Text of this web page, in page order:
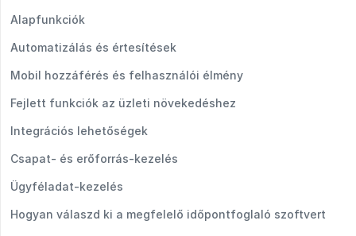
Alapfunkciók
Automatizálás és értesítések
Mobil hozzáférés és felhasználói élmény
Fejlett funkciók az üzleti növekedéshez
Integrációs lehetőségek
Csapat- és erőforrás-kezelés
Ügyféladat-kezelés
Hogyan válaszd ki a megfelelő időpontfoglaló szoftvert